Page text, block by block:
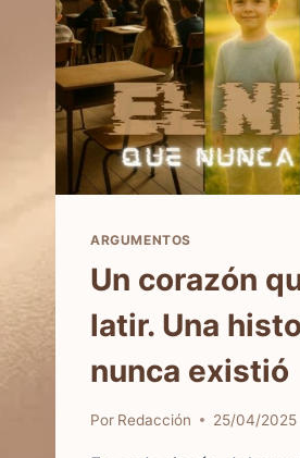
ARGUMENTOS
Un corazón
latir. Una
nunca existió
Por Redacción 25/04/2025